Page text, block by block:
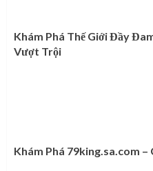
Khám Phá Thế Giới Đầy
Vượt Trội
Khám Phá 79king.sa.com –